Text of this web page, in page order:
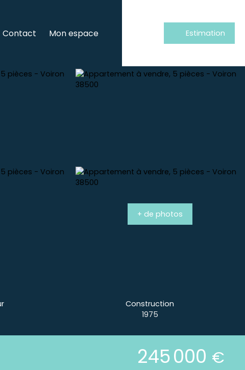
Contact Mon espace Estimation
+ de photos
Construction
1975
245 000 €